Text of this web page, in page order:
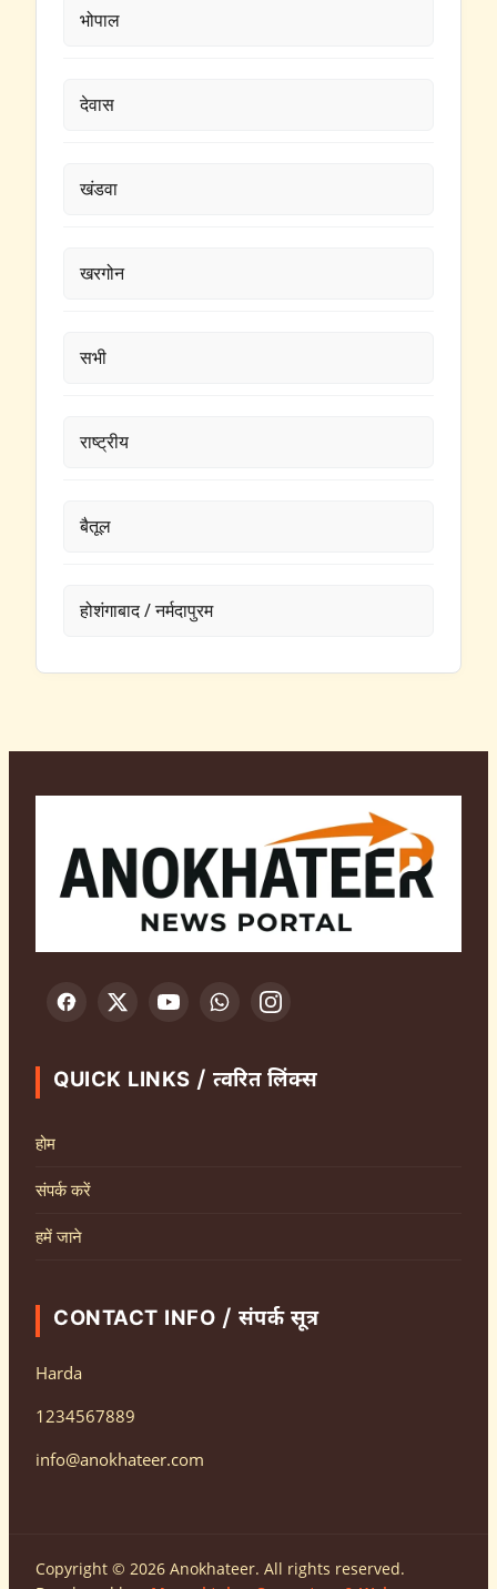
भोपाल
देवास
खंडवा
खरगोन
सभी
राष्ट्रीय
बैतूल
होशंगाबाद / नर्मदापुरम
QUICK LINKS / त्वरित लिंक्स
होम
संपर्क करें
हमें जाने
CONTACT INFO / संपर्क सूत्र
Harda
1234567889
info@anokhateer.com
Copyright © 2026 Anokhateer. All rights reserved.